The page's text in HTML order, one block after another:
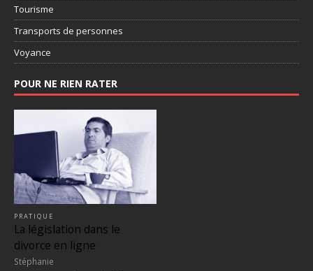
Tourisme
Transports de personnes
Voyance
POUR NE RIEN RATER
PRATIQUE
La législation dans le
divorce en ligne
Stéphanie